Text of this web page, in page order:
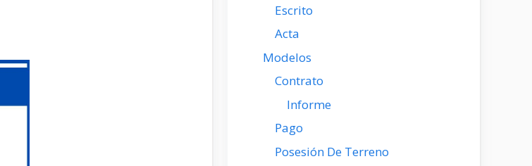
Escrito
Acta
Modelos
Contrato
Informe
Pago
Posesión De Terreno